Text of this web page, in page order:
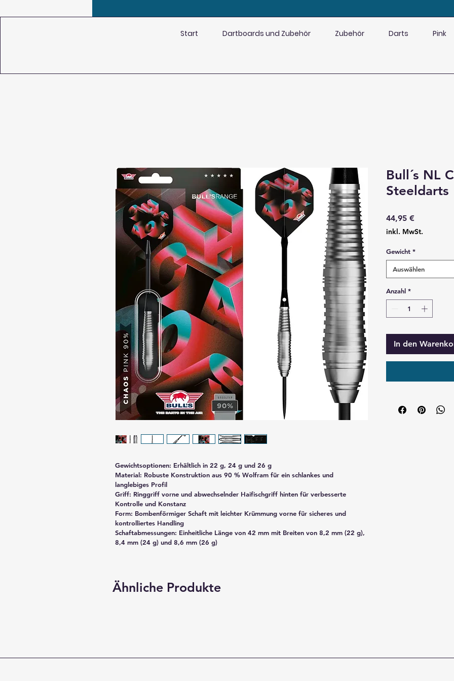
Start Dartboards und Zubehör Zubehör Darts Pink
Gewichtsoptionen: Erhältlich in 22 g, 24 g und 26 g
Material: Robuste Konstruktion aus 90 % Wolfram für ein schlankes und
langlebiges Profil
Griff: Ringgriff vorne und abwechselnder Haifischgriff hinten für verbesserte
Kontrolle und Konstanz
Form: Bombenförmiger Schaft mit leichter Krümmung vorne für sicheres und
kontrolliertes Handling
Schaftabmessungen: Einheitliche Länge von 42 mm mit Breiten von 8,2 mm (22 g),
8,4 mm (24 g) und 8,6 mm (26 g)
Bull´s NL
Steeldarts
44,95 €
inkl. MwSt.
Gewicht *
Auswählen
Anzahl *
In den
Ähnliche Produkte